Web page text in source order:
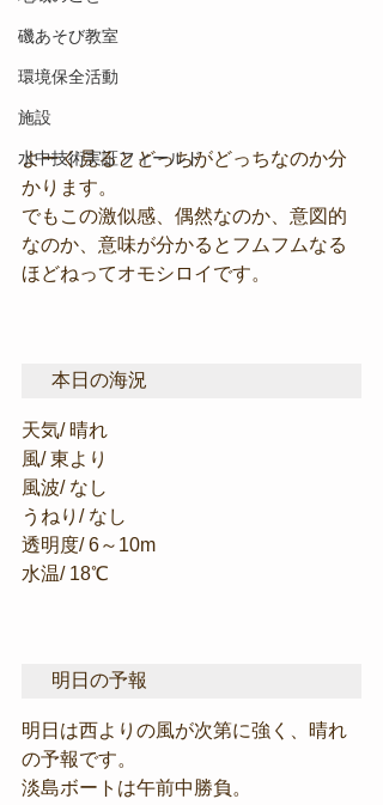
磯あそび教室
環境保全活動
施設
水中技術実証フィールド
よーく見るとどっちがどっちなのか分
かります。
でもこの激似感、偶然なのか、意図的
なのか、意味が分かるとフムフムなる
ほどねってオモシロイです。
本日の海況
天気/ 晴れ
風/ 東より
風波/ なし
うねり/ なし
透明度/ 6～10m
水温/ 18℃
明日の予報
明日は西よりの風が次第に強く、晴れ
の予報です。
淡島ボートは午前中勝負。